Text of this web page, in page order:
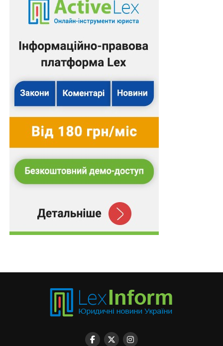
системі переходу від військової служби до
цивільного життя, затвердженого постановою
652;
Порядку та умов забезпечення
соціальної та професійної адаптації осіб, які
звільняються або звільнені з військової служби, з
числа ветеранів війни, осіб, які мають особливі
заслуги перед Батьківщиною, членів сімей таких осіб,
членів сімей загиблих (померлих) ветеранів війни,
членів сімей загиблих (померлих) Захисників та
Кабінету Міністрів України від 21 червня 2017 р. №
432, в частині можливості повторного отримання
отримали документ про підвищення кваліфікації в
рамках реалізації зазначеного експериментального
проекту і при цьому виявили бажання здійснити
підготовку, перепідготовку, підвищення кваліфікації
установленому порядку, не застосовується.
Внесено й зміну до
Положення про Єдиний
державний реєстр ветеранів війни, затвердженого
постановою Кабінету Міністрів України від 14 серпня